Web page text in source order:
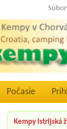
Počasie
Kempy Istrijská